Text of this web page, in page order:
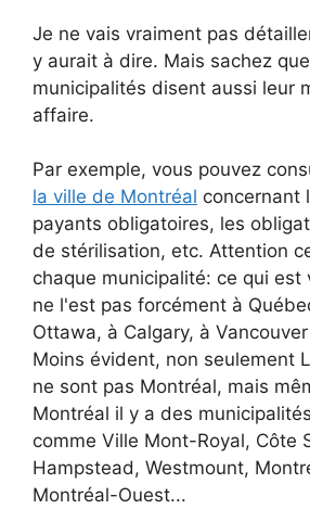
Je ne vais vraiment pas
y aurait à dire. Mais sachez
municipalités disent aussi leur
affaire.
Par exemple, vous pouvez
la ville de Montréal concernant
payants obligatoires, les
de stérilisation, etc. Attention
chaque municipalité: ce qui est
ne l'est pas forcément à
Ottawa, à Calgary, à
Moins évident, non seulement
ne sont pas Montréal, mais
Montréal il y a des
comme Ville Mont-Royal, Côte
Hampstead, Westmount,
Montréal-Ouest...